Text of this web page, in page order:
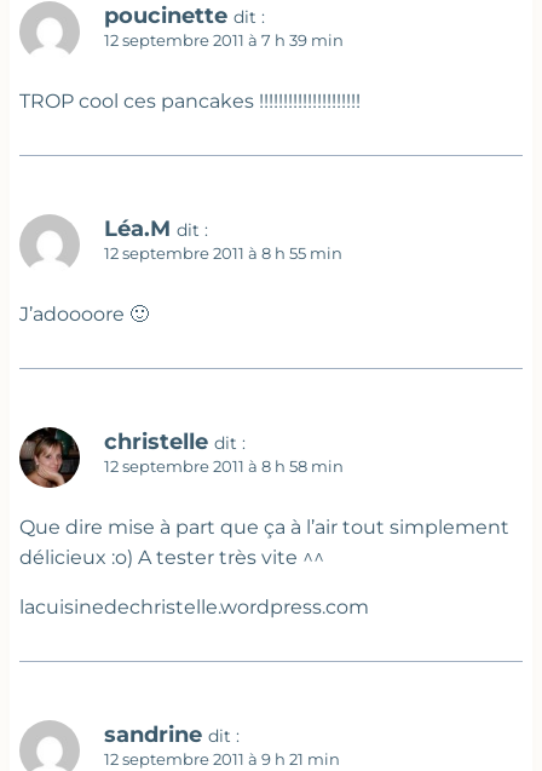
poucinette dit :
12 septembre 2011 à 7 h 39 min
TROP cool ces pancakes !!!!!!!!!!!!!!!!!!!!!
Léa.M dit :
12 septembre 2011 à 8 h 55 min
J’adoooore 🙂
christelle dit :
12 septembre 2011 à 8 h 58 min
Que dire mise à part que ça à l’air tout simplement
délicieux :o) A tester très vite ^^
lacuisinedechristelle.wordpress.com
sandrine dit :
12 septembre 2011 à 9 h 21 min